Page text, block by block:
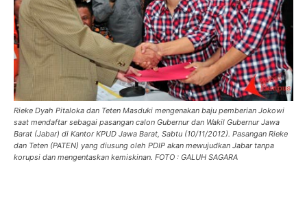
Rieke Dyah Pitaloka dan Teten Masduki mengenakan baju pemberian Jokowi
saat mendaftar sebagai pasangan calon Gubernur dan Wakil Gubernur Jawa
Barat (Jabar) di Kantor KPUD Jawa Barat, Sabtu (10/11/2012). Pasangan Rieke
dan Teten (PATEN) yang diusung oleh PDIP akan mewujudkan Jabar tanpa
korupsi dan mengentaskan kemiskinan. FOTO : GALUH SAGARA